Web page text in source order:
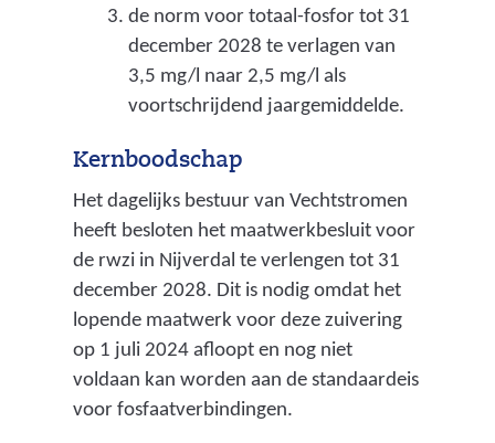
i
c
i
)
u
v
n
g
)
de norm voor totaal-fosfor tot 31
december 2028 te verlagen van
3,5 mg/l naar 2,5 mg/l als
voortschrijdend jaargemiddelde.
Kernboodschap
Het dagelijks bestuur van Vechtstromen
heeft besloten het maatwerkbesluit voor
de rwzi in Nijverdal te verlengen tot 31
december 2028. Dit is nodig omdat het
lopende maatwerk voor deze zuivering
op 1 juli 2024 afloopt en nog niet
voldaan kan worden aan de standaardeis
voor fosfaatverbindingen.